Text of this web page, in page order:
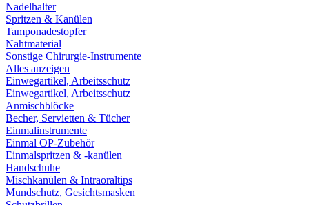
Nadelhalter
Spritzen & Kanülen
Tamponadestopfer
Nahtmaterial
Sonstige Chirurgie-Instrumente
Alles anzeigen
Einwegartikel, Arbeitsschutz
Einwegartikel, Arbeitsschutz
Anmischblöcke
Becher, Servietten & Tücher
Einmalinstrumente
Einmal OP-Zubehör
Einmalspritzen & -kanülen
Handschuhe
Mischkanülen & Intraoraltips
Mundschutz, Gesichtsmasken